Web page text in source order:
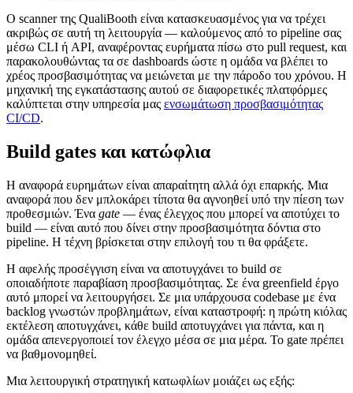
Ο scanner της QualiBooth είναι κατασκευασμένος για να τρέχει
ακριβώς σε αυτή τη λειτουργία — καλούμενος από το pipeline σας
μέσω CLI ή API, αναφέροντας ευρήματα πίσω στο pull request, και
παρακολουθώντας τα σε dashboards ώστε η ομάδα να βλέπει το
χρέος προσβασιμότητας να μειώνεται με την πάροδο του χρόνου. Η
μηχανική της εγκατάστασης αυτού σε διαφορετικές πλατφόρμες
καλύπτεται στην υπηρεσία μας ενσωμάτωση προσβασιμότητας
CI/CD.
Build gates και κατώφλια
Η αναφορά ευρημάτων είναι απαραίτητη αλλά όχι επαρκής. Μια
αναφορά που δεν μπλοκάρει τίποτα θα αγνοηθεί υπό την πίεση των
προθεσμιών. Ένα gate — ένας έλεγχος που μπορεί να αποτύχει το
build — είναι αυτό που δίνει στην προσβασιμότητα δόντια στο
pipeline. Η τέχνη βρίσκεται στην επιλογή του τι θα φράξετε.
Η αφελής προσέγγιση είναι να αποτυγχάνει το build σε
οποιαδήποτε παραβίαση προσβασιμότητας. Σε ένα greenfield έργο
αυτό μπορεί να λειτουργήσει. Σε μια υπάρχουσα codebase με ένα
backlog γνωστών προβλημάτων, είναι καταστροφή: η πρώτη κιόλας
εκτέλεση αποτυγχάνει, κάθε build αποτυγχάνει για πάντα, και η
ομάδα απενεργοποιεί τον έλεγχο μέσα σε μια μέρα. Το gate πρέπει
να βαθμονομηθεί.
Μια λειτουργική στρατηγική κατωφλίων μοιάζει ως εξής: